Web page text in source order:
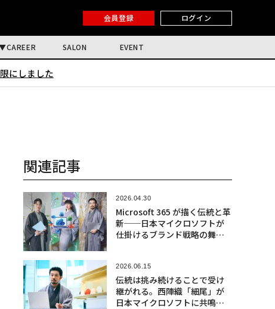
会員登録 ログイン
CAREER SALON EVENT
にしました
関連記事
2026.04.30
Microsoft 365 が描く伝統と革
新──日本マイクロソフトが
仕掛けるブランド戦略の舞台
2026.06.15
伝統は挑み続けることで受け
継がれる。西陣織「細尾」が
日本マイクロソフトに共鳴す